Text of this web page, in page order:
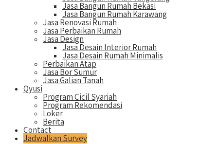
Jasa Bangun Rumah Bekasi
Jasa Bangun Rumah Karawang
Jasa Renovasi Rumah
Jasa Perbaikan Rumah
Jasa Design
Jasa Desain Interior Rumah
Jasa Desain Rumah Minimalis
Perbaikan Atap
Jasa Bor Sumur
Jasa Galian Tanah
Qyusi
Program Cicil Syariah
Program Rekomendasi
Loker
Berita
Contact
Jadwalkan Survey